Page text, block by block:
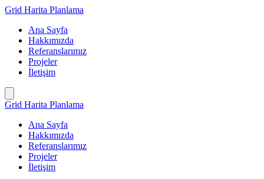
İçeriğe
Grid Harita Planlama
Ana Sayfa
Hakkımızda
Referanslarımız
Projeler
İletişim
Grid Harita Planlama
Ana Sayfa
Hakkımızda
Referanslarımız
Projeler
İletişim